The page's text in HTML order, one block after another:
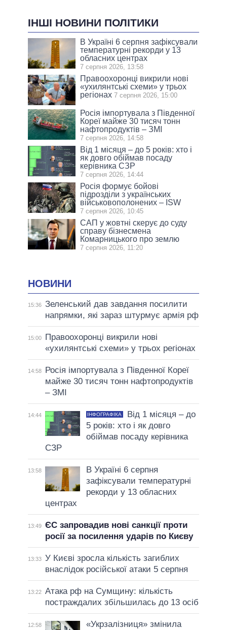
ІНШІ НОВИНИ ПОЛІТИКИ
В Україні 6 серпня зафіксували
температурні рекорди у 13
обласних центрах
7 серпня 2026, 13:58
Правоохоронці викрили нові
«ухилянтські схеми» у трьох
регіонах 7 серпня 2026, 15:00
Росія імпортувала з Південної
Кореї майже 30 тисяч тонн
нафтопродуктів – ЗМІ
7 серпня 2026, 14:58
Від 1 місяця – до 5 років: хто і
як довго обіймав посаду
керівника СЗР
7 серпня 2026, 14:44
Росія формує бойові
підрозділи з українських
військовополонених – ISW
7 серпня 2026, 10:45
САП у жовтні скерує до суду
справу бізнесмена
Комарницького про землю
7 серпня 2026, 11:20
НОВИНИ
15:36 Зеленський дав завдання посилити
напрямки, які зараз штурмує армія рф
15:00
Правоохоронці викрили нові
«ухилянтські схеми» у трьох регіонах
14:58
Росія імпортувала з Південної Кореї
майже 30 тисяч тонн нафтопродуктів
– ЗМІ
14:44 ІНФОГРАФІКА
Від 1 місяця – до
5 років: хто і як довго
обіймав посаду керівника
СЗР
13:58
В Україні 6 серпня
зафіксували температурні
рекорди у 13 обласних
центрах
13:49 ЄС запровадив нові санкції проти
росії за посилення ударів по Києву
13:33 У Києві зросла кількість загиблих
внаслідок російської атаки 5 серпня
13:22 Атака рф на Сумщину: кількість
постраждалих збільшилась до 13 осіб
12:58
«Укрзалізниця» змінила